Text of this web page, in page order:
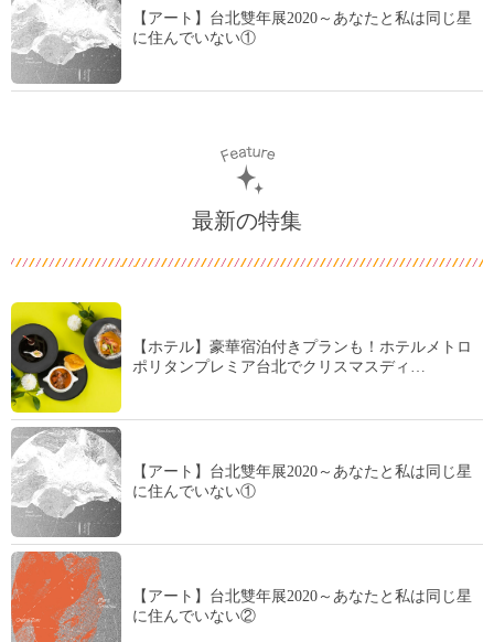
【アート】台北雙年展2020～あなたと私は同じ星
に住んでいない①
最新の特集
【ホテル】豪華宿泊付きプランも！ホテルメトロ
ポリタンプレミア台北でクリスマスディ…
【アート】台北雙年展2020～あなたと私は同じ星
に住んでいない①
【アート】台北雙年展2020～あなたと私は同じ星
に住んでいない②